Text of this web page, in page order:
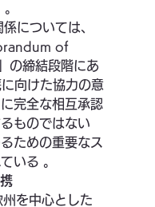
については、
of
締結段階にあ
向けた協力の意
完全な相互承認
ものではない
ための重要なス
いる 。
を中心とした